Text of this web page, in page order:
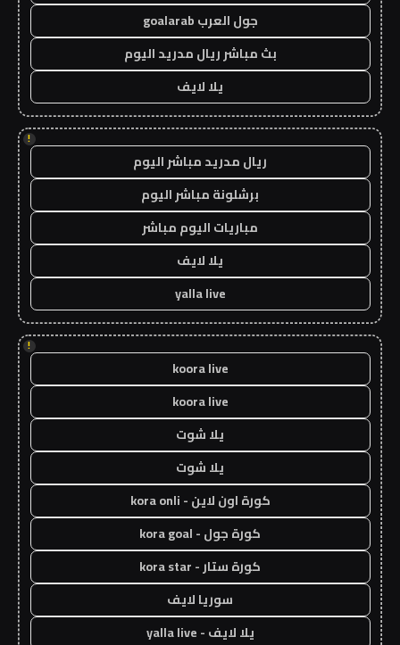
جول العرب goalarab
بث مباشر ريال مدريد اليوم
يلا لايف
!
ريال مدريد مباشر اليوم
برشلونة مباشر اليوم
مباريات اليوم مباشر
يلا لايف
yalla live
!
koora live
koora live
يلا شوت
يلا شوت
كورة اون لاين - kora onli
كورة جول - kora goal
كورة ستار - kora star
سوريا لايف
يلا لايف - yalla live